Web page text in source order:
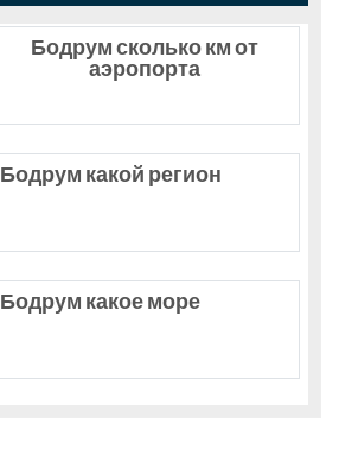
Бодрум сколько км от
аэропорта
Бодрум какой регион
Бодрум какое море